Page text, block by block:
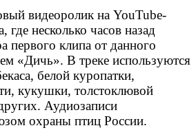
видеоролик на YouTube-
где несколько часов назад
первого клипа от данного
«Дичь». В треке используются
белой куропатки,
кукушки, толстоклювой
Аудиозаписи
охраны птиц России.